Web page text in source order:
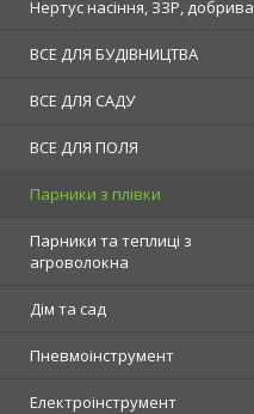
Нертус насіння, ЗЗР, добрива
ВСЕ ДЛЯ БУДІВНИЦТВА
ВСЕ ДЛЯ САДУ
ВСЕ ДЛЯ ПОЛЯ
Парники з плівки
Парники та теплиці з
агроволокна
Дім та сад
Пневмоінструмент
Електроінструмент